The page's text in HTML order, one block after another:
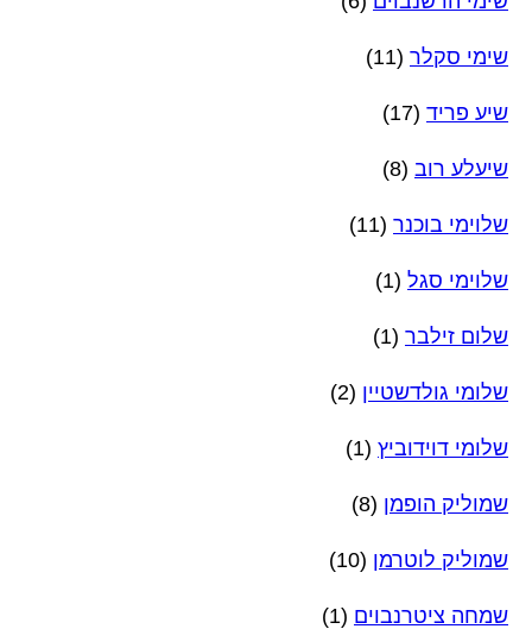
שימי סקלר (11)
שיע פריד (17)
שיעלע רוב (8)
שלוימי בוכנר (11)
שלוימי סגל (1)
שלום זילבר (1)
שלומי גולדשטיין (2)
שלומי דוידוביץ (1)
שמוליק הופמן (8)
שמוליק לוטרמן (10)
שמחה ציטרנבוים (1)